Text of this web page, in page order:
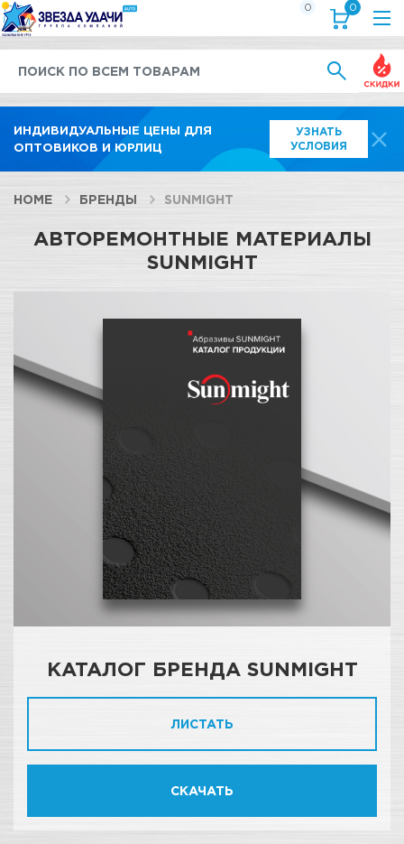
ИНДИВИДУАЛЬНЫЕ ЦЕНЫ ДЛЯ
ОПТОВИКОВ И ЮРЛИЦ
УЗНАТЬ
УСЛОВИЯ
0 0
HOME БРЕНДЫ SUNMIGHT
АВТОРЕМОНТНЫЕ МАТЕРИАЛЫ
SUNMIGHT
КАТАЛОГ БРЕНДА SUNMIGHT
ЛИСТАТЬ
СКАЧАТЬ